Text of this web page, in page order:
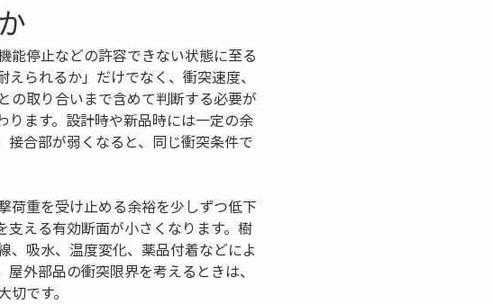
能停止などの許容できない状態に至る
られるか」だけでなく、衝突速度、
の取り合いまで含めて判断する必要が
ります。設計時や新品時には一定の余
合部が弱くなると、同じ衝突条件で
荷重を受け止める余裕を少しずつ低下
える有効断面が小さくなります。樹
、吸水、温度変化、薬品付着などによ
外部品の衝突限界を考えるときは、
です。